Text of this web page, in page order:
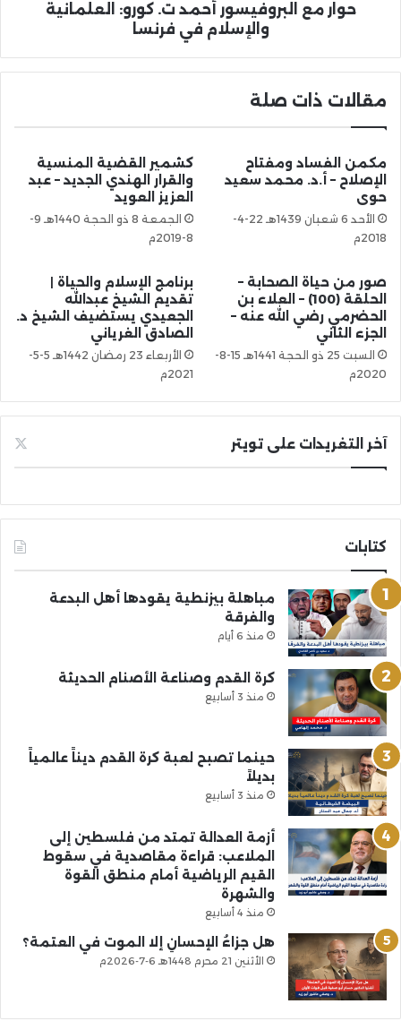
حوار مع البروفيسور أحمد ت. كورو: العلمانية
والإسلام في فرنسا
مقالات ذات صلة
مكمن الفساد ومفتاح
الإصلاح – أ.د. محمد سعيد
حوى
الأحد 6 شعبان 1439هـ 22-4-
2018م
كشمير القضية المنسية
والقرار الهندي الجديد – عبد
العزيز العويد
الجمعة 8 ذو الحجة 1440هـ 9-
8-2019م
صور من حياة الصحابة –
الحلقة (100) – العلاء بن
الحضرمي رضي الله عنه –
الجزء الثاني
السبت 25 ذو الحجة 1441هـ 15-8-
2020م
برنامج الإسلام والحياة |
تقديم الشيخ عبدالله
الجعيدي يستضيف الشيخ د.
الصادق الغرياني
الأربعاء 23 رمضان 1442هـ 5-5-
2021م
آخر التغريدات على تويتر
كتابات
مباهلة بيزنطية يقودها أهل البدعة
والفرقة
منذ 6 أيام
كرة القدم وصناعة الأصنام الحديثة
منذ 3 أسابيع
حينما تصبح لعبة كرة القدم ديناً عالمياً
بديلاً
منذ 3 أسابيع
أزمة العدالة تمتد من فلسطين إلى
الملاعب: قراءة مقاصدية في سقوط
القيم الرياضية أمام منطق القوة
والشهرة
منذ 4 أسابيع
هل جزاءُ الإحسانِ إلا الموت في العتمة؟
الأثنين 21 محرم 1448هـ 6-7-2026م